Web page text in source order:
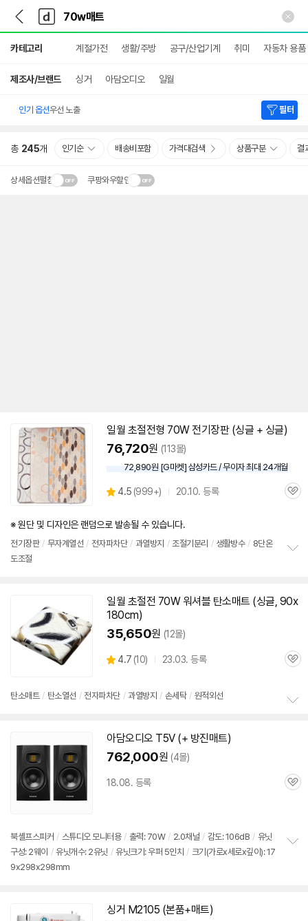
다
나
와
가
기
다
와
메
인
카테고리 계절가전 생활/주방 공구/산업기계 취미 자동차 용품
제조사/브랜드 싱거 아담오디오 일월
인기 옵션우선 노출 필터
총 245개 인기순 배송비포함 가격대검색 상품구분 결
상세옵션펼침 쿠팡와우할인
일월 초절전형 70W전기장판 (싱글 + 싱글)
76,720원 (113몰)
72,890원 [G마켓] 삼성카드 / 무이자 최대 24개월
별
4.5 (상
리
999+) 20.10. 등록
관
※ 원단 및 디자인은 랜덤으로 발송될 수 있습니다.
전기장판 / 무자계열선 / 전자파차단 / 과열방지 / 조절기분리 / 생활방수 / 8단온
도조절
치
일월 초절전 70W워셔블 탄소매트 (싱글, 90x
180cm)
35,650원 (12몰)
별
4.7 (상
리
10) 23.03. 등록
관
탄소매트 / 탄소열선 / 전자파차단 / 과열방지 / 손세탁 / 원적외선
아담오디오 T5V (+ 방진매트)
762,000원 (4몰)
18.08. 등록
관
북셸프스피커 / 스튜디오 모니터용 / 출력: 70W / 2.0채널 / 감도: 106dB / 유닛
구성: 2웨이 / 유닛개수: 2유닛 / 유닛크기: 우퍼 5인치 / 크기(가로x세로x깊이): 17
9x298x298mm
싱거 M2105 (본품+매트)